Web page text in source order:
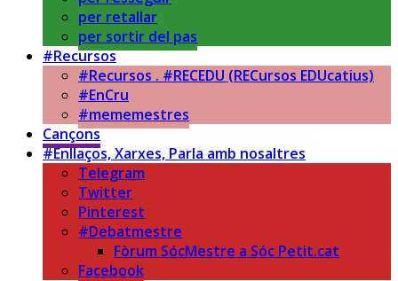
per retallar
per sortir del pas
#Recursos
#Recursos . #RECEDU (RECursos EDUcatius)
#EnCru
#mememestres
Cançons
#Enllaços, Xarxes, Parla amb nosaltres
Telegram
Twitter
Pinterest
#Debatmestre
Fòrum SócMestre a Sóc Petit.cat
Facebook